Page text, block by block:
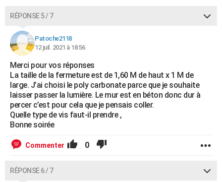
RÉPONSE 5 / 7
Patoche2118
12 juil. 2021 à 18:56
Merci pour vos réponses
La taille de la fermeture est de 1,60 M de haut x 1 M de
large. J’ai choisi le poly carbonate parce que je souhaite
laisser passer la lumière. Le mur est en béton donc dur à
percer c’est pour cela que je pensais coller.
Quelle type de vis faut-il prendre ,
Bonne soirée
Commenter 0
RÉPONSE 6 / 7